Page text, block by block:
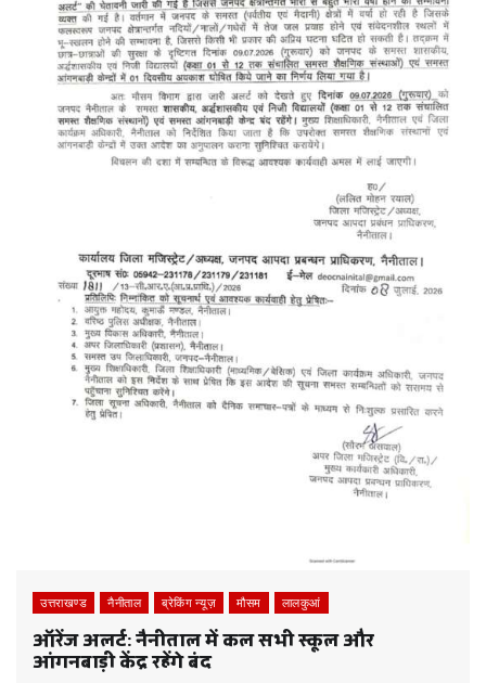
उत्तराखण्ड नैनीताल ब्रेकिंग न्यूज़ मौसम लालकुआं
ऑरेंज अलर्ट: नैनीताल में कल सभी स्कूल और
आंगनबाड़ी केंद्र रहेंगे बंद